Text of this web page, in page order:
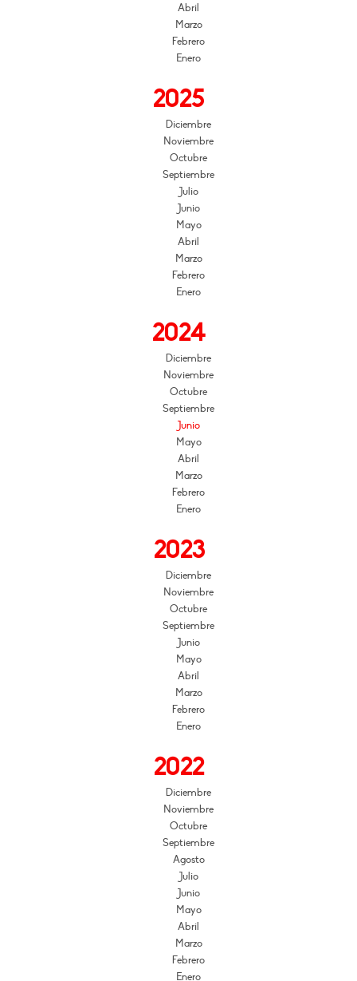
Abril
Marzo
Febrero
Enero
2025
Diciembre
Noviembre
Octubre
Septiembre
Julio
Junio
Mayo
Abril
Marzo
Febrero
Enero
2024
Diciembre
Noviembre
Octubre
Septiembre
Junio
Mayo
Abril
Marzo
Febrero
Enero
2023
Diciembre
Noviembre
Octubre
Septiembre
Junio
Mayo
Abril
Marzo
Febrero
Enero
2022
Diciembre
Noviembre
Octubre
Septiembre
Agosto
Julio
Junio
Mayo
Abril
Marzo
Febrero
Enero